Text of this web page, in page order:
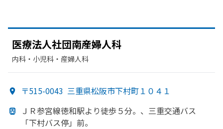
医療法人社団南産婦人科
内科・​小児科・​産婦人科
〒515-0043 三重県松阪市下村町１０４１
ＪＲ参宮線徳和駅より徒歩５分。、 三重交通バス
「下村バス停」前。